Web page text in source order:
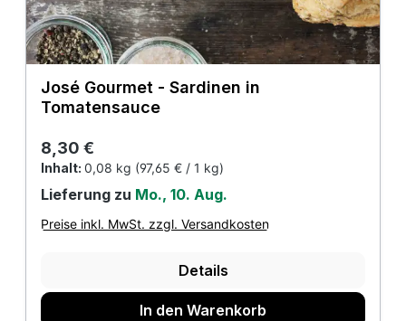
José Gourmet - Sardinen in
Tomatensauce
Regulärer Preis:
8,30 €
Inhalt: 0,08 kg (97,65 € / 1 kg)
Lieferung zu Mo., 10. Aug.
Preise inkl. MwSt. zzgl. Versandkosten
Details
In den Warenkorb